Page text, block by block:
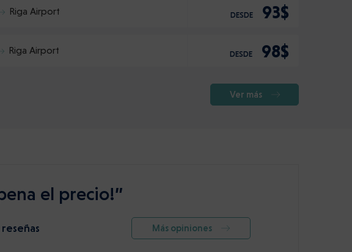
Riga Airport DESDE 93$
Riga Airport DESDE 98$
Ver más
el precio!”
Más opiniones